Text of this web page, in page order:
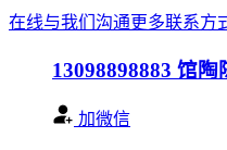
在线与我们沟通更多联系方
13098898883 馆陶
加微信